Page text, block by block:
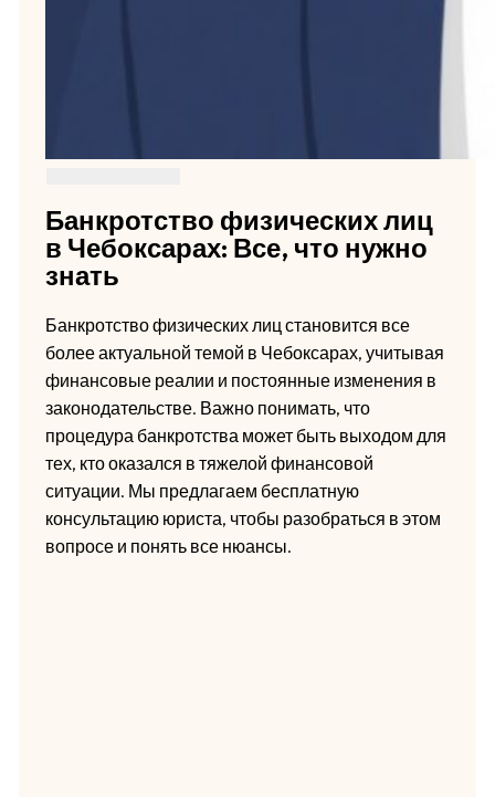
Банкротство физических лиц
в Чебоксарах: Все, что нужно
знать
Банкротство физических лиц становится все
более актуальной темой в Чебоксарах, учитывая
финансовые реалии и постоянные изменения в
законодательстве. Важно понимать, что
процедура банкротства может быть выходом для
тех, кто оказался в тяжелой финансовой
ситуации. Мы предлагаем бесплатную
консультацию юриста, чтобы разобраться в этом
вопросе и понять все нюансы.